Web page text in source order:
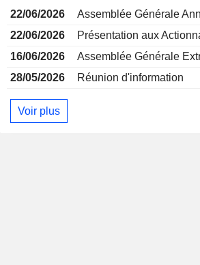
22/06/2026
Assemblée Générale
22/06/2026
Présentation aux
16/06/2026
Assemblée Générale
28/05/2026
Réunion d'information
Voir plus